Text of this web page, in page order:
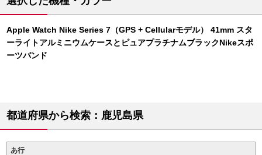
Apple Watch Nike Series 7（GPS + Cellularモデル） 41mm スタ
ーライトアルミニウムケースとピュアプラチナムブラックNikeスポ
ーツバンド
都道府県から検索：鹿児島県
あ行